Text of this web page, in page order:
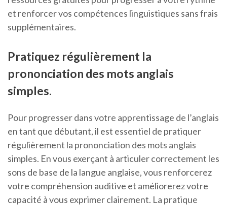
et renforcer vos compétences linguistiques sans frais
supplémentaires.
Pratiquez régulièrement la
prononciation des mots anglais
simples.
Pour progresser dans votre apprentissage de l’anglais
en tant que débutant, il est essentiel de pratiquer
régulièrement la prononciation des mots anglais
simples. En vous exerçant à articuler correctement les
sons de base de la langue anglaise, vous renforcerez
votre compréhension auditive et améliorerez votre
capacité à vous exprimer clairement. La pratique